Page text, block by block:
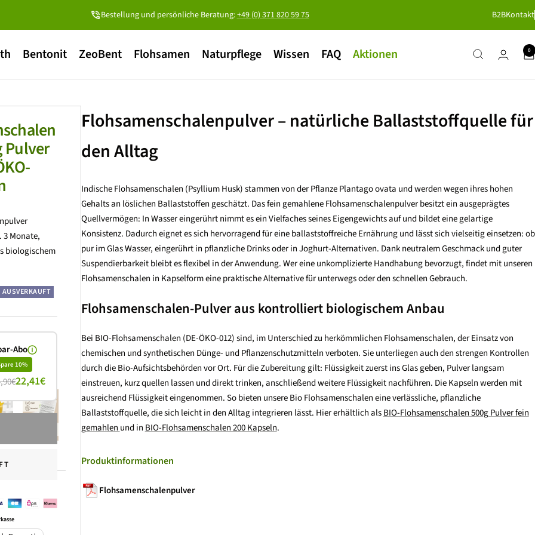
Bestellung und persönliche Beratung:+49 (0) 371 820 59 75 B2BKontakt
Bentonit ZeoBent Flohsamen Naturpflege Wissen FAQ Aktionen 0
Pulver
3 Monate,
biologischem
AUSVERKAUFT
Abo
10%
22,41€
Flohsamenschalenpulver – natürliche Ballaststoffquelle für
den Alltag
Indische Flohsamenschalen (Psyllium Husk) stammen von der Pflanze Plantago ovata und werden wegen ihres hohen
Gehalts an löslichen Ballaststoffen geschätzt. Das fein gemahlene Flohsamenschalenpulver besitzt ein ausgeprägtes
Quellvermögen: In Wasser eingerührt nimmt es ein Vielfaches seines Eigengewichts auf und bildet eine gelartige
Konsistenz. Dadurch eignet es sich hervorragend für eine ballaststoffreiche Ernährung und lässt sich vielseitig einsetzen: ob
pur im Glas Wasser, eingerührt in pflanzliche Drinks oder in Joghurt-Alternativen. Dank neutralem Geschmack und guter
Suspendierbarkeit bleibt es flexibel in der Anwendung. Wer eine unkomplizierte Handhabung bevorzugt, findet mit unseren
Flohsamenschalen in Kapselform eine praktische Alternative für unterwegs oder den schnellen Gebrauch.
Flohsamenschalen-Pulver aus kontrolliert biologischem Anbau
Bei BIO-Flohsamenschalen (DE-ÖKO-012) sind, im Unterschied zu herkömmlichen Flohsamenschalen, der Einsatz von
chemischen und synthetischen Dünge- und Pflanzenschutzmitteln verboten. Sie unterliegen auch den strengen Kontrollen
durch die Bio-Aufsichtsbehörden vor Ort. Für die Zubereitung gilt: Flüssigkeit zuerst ins Glas geben, Pulver langsam
einstreuen, kurz quellen lassen und direkt trinken, anschließend weitere Flüssigkeit nachführen. Die Kapseln werden mit
ausreichend Flüssigkeit eingenommen. So bieten unsere Bio Flohsamenschalen eine verlässliche, pflanzliche
Ballaststoffquelle, die sich leicht in den Alltag integrieren lässt. Hier erhältlich alsBIO-Flohsamenschalen 500g Pulver fein
gemahlenund inBIO-Flohsamenschalen 200 Kapseln.
Produktinformationen
Flohsamenschalenpulver